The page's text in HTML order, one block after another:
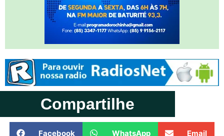
Compartilhe
Facebook WhatsApp Email